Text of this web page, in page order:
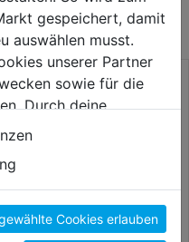
gespeichert, damit
auswählen musst.
unserer Partner
sowie für die
Durch deine
von Drittanbieter,
verarbeitet.
stimmst du
zu. Unter "Details
zu den
"Cookies
Cookies erlauben